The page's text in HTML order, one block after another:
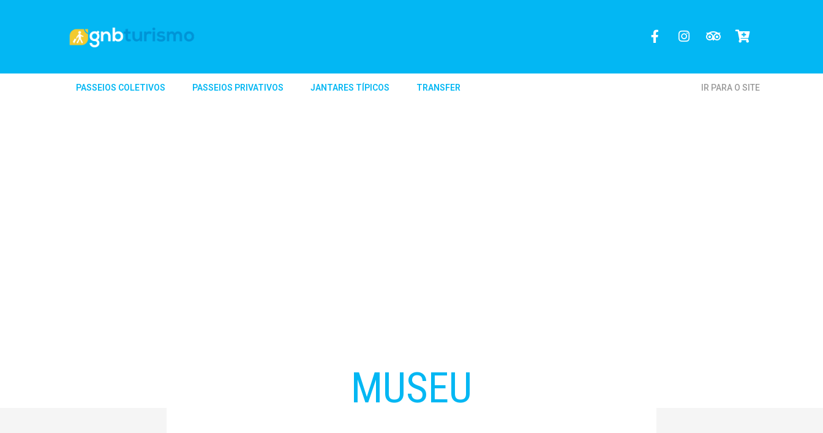
PASSEIOS COLETIVOS PASSEIOS PRIVATIVOS JANTARES TÍPICOS TRANSFER IR PARA O SITE
MUSEU